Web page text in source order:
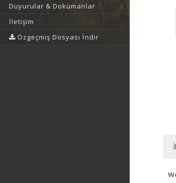
Duyurular & Dokümanlar
İletişim
Özgeçmiş Dosyası İndir